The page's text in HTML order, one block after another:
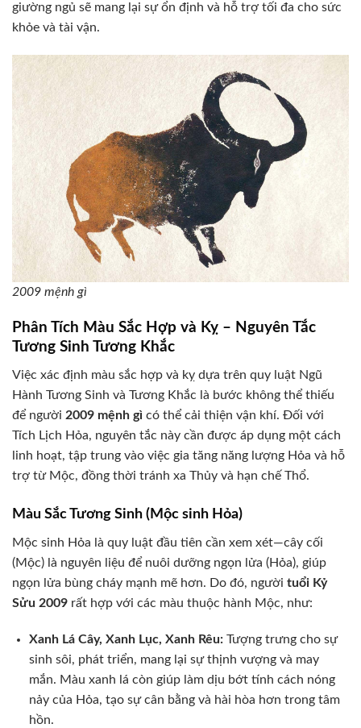
giường ngủ sẽ mang lại sự ổn định và hỗ trợ tối đa cho sức
khỏe và tài vận.
2009 mệnh gì
Phân Tích Màu Sắc Hợp và Kỵ – Nguyên Tắc
Tương Sinh Tương Khắc
Việc xác định màu sắc hợp và kỵ dựa trên quy luật Ngũ
Hành Tương Sinh và Tương Khắc là bước không thể thiếu
để người 2009 mệnh gì có thể cải thiện vận khí. Đối với
Tích Lịch Hỏa, nguyên tắc này cần được áp dụng một cách
linh hoạt, tập trung vào việc gia tăng năng lượng Hỏa và hỗ
trợ từ Mộc, đồng thời tránh xa Thủy và hạn chế Thổ.
Màu Sắc Tương Sinh (Mộc sinh Hỏa)
Mộc sinh Hỏa là quy luật đầu tiên cần xem xét—cây cối
(Mộc) là nguyên liệu để nuôi dưỡng ngọn lửa (Hỏa), giúp
ngọn lửa bùng cháy mạnh mẽ hơn. Do đó, người tuổi Kỷ
Sửu 2009 rất hợp với các màu thuộc hành Mộc, như:
Xanh Lá Cây, Xanh Lục, Xanh Rêu:Tượng trưng cho sự
sinh sôi, phát triển, mang lại sự thịnh vượng và may
mắn. Màu xanh lá còn giúp làm dịu bớt tính cách nóng
nảy của Hỏa, tạo sự cân bằng và hài hòa hơn trong tâm
hồn.